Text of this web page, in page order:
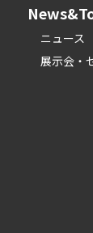
ニュース
展示会・